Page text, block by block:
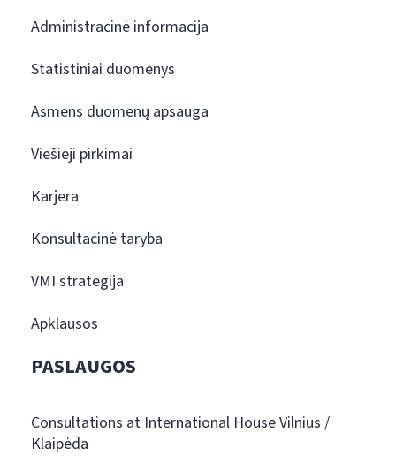
Administracinė informacija
Statistiniai duomenys
Asmens duomenų apsauga
Viešieji pirkimai
Karjera
Konsultacinė taryba
VMI strategija
Apklausos
PASLAUGOS
Consultations at International House Vilnius /
Klaipėda